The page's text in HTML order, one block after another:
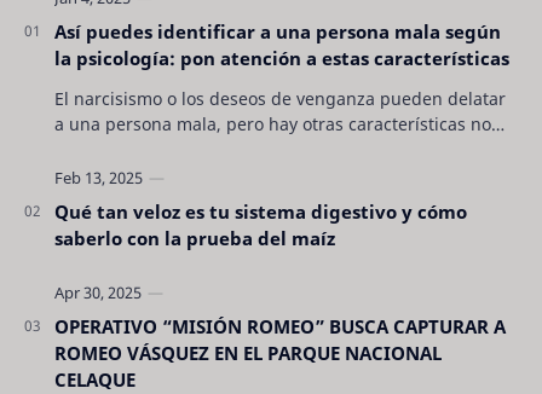
Así puedes identificar a una persona mala según
la psicología: pon atención a estas características
El narcisismo o los deseos de venganza pueden delatar
a una persona mala, pero hay otras características no
Qué tan veloz es tu sistema digestivo y cómo
saberlo con la prueba del maíz
OPERATIVO “MISIÓN ROMEO” BUSCA CAPTURAR A
ROMEO VÁSQUEZ EN EL PARQUE NACIONAL
CELAQUE